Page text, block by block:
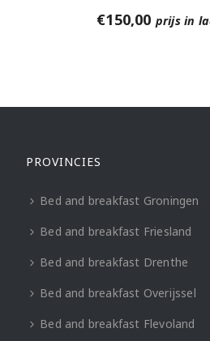
€150,00 prijs in
PROVINCIES
Bed and breakfast Groningen
Bed and breakfast Friesland
Bed and breakfast Drenthe
Bed and breakfast Overijssel
Bed and breakfast Flevoland